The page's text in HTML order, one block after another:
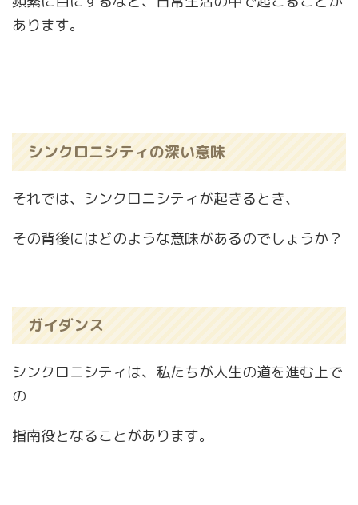
あります。
シンクロニシティの深い意味
それでは、シンクロニシティが起きるとき、
その背後にはどのような意味があるのでしょうか？
ガイダンス
シンクロニシティは、私たちが人生の道を進む上で
の
指南役となることがあります。